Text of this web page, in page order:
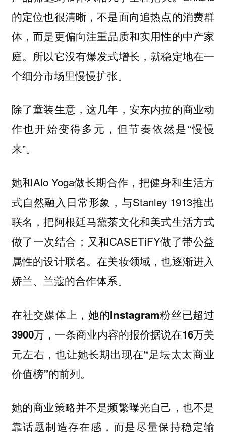
的定位也很清晰，不是面向追热点的消费群
体，而是更偏向注重品质和实用性的中产家
庭。所以它没有爆发式增长，就稳定地在一
个细分市场里慢慢扩张。
除了童装生意，这几年，安东内拉的商业动
作也开始变得多元，但节奏依然是“慢慢
来”。
她和Alo Yoga做长期合作，把健身和生活方
式自然融入日常形象，与Stanley 1913推出
联名，把阿根廷马黛茶文化和美式生活方式
做了一次结合；又和CASETiFY做了带公益
属性的设计联名。在美妆领域，也逐渐进入
娇兰、兰蔻的合作体系。
在社交媒体上，她的Instagram粉丝已超过
3900万，一条商业内容的报价据说在16万美
元左右，也让她长期出现在“足坛太太商业
价值榜”的前列。
她的商业策略并不是频繁曝光自己，也不是
靠话题制造存在感，而是尽量保持稳定输